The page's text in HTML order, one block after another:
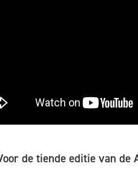
de tiende editie van de